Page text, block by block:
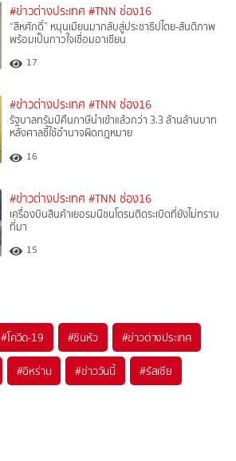
#ข่าวต่างประเทศ #TNN ช่อง16
“สีหศักดิ์”​ หนุนเมียนมากลับสู่ประชาธิปไตย-สันติภาพ
พร้อมเป็นกาวใจเชื่อมอาเซียน
17
#ข่าวต่างประเทศ #TNN ช่อง16
รัฐบาลทรัมป์คืนภาษีนำเข้าแล้วกว่า 3.3 ล้านล้านบาท
หลังศาลชี้ใช้อำนาจผิดกฎหมาย
16
#ข่าวต่างประเทศ #TNN ช่อง16
เครื่องบินสินค้าเยอรมนีชนโดรนติดระเบิดที่ยังไม่ทราบ
ที่มา
15
#โควิด-19 #ซินหัว #ข่าวต่างประเทศ
#อิหร่าน #ข่าววันนี้ #รัสเซีย